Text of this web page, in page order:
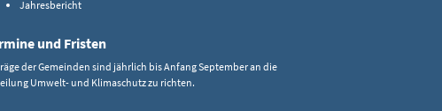
Jahresbericht
und Fristen
der Gemeinden sind jährlich bis Anfang September an die
Umwelt- und Klimaschutz zu richten.